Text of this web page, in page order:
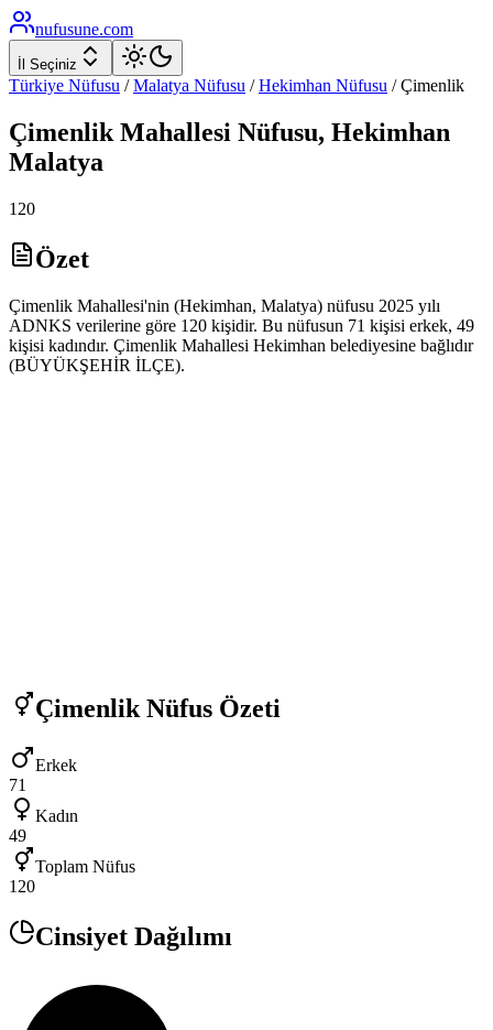
nufusune.com
İl Seçiniz
Türkiye Nüfusu / Malatya Nüfusu / Hekimhan Nüfusu /Çimenlik
Çimenlik Mahallesi Nüfusu, Hekimhan
Malatya
120
Özet
Çimenlik Mahallesi'nin (Hekimhan, Malatya) nüfusu 2025 yılı
ADNKS verilerine göre 120 kişidir. Bu nüfusun 71 kişisi erkek, 49
kişisi kadındır. Çimenlik Mahallesi Hekimhan belediyesine bağlıdır
(BÜYÜKŞEHİR İLÇE).
Çimenlik Nüfus Özeti
Erkek
71
Kadın
49
Toplam Nüfus
120
Cinsiyet Dağılımı